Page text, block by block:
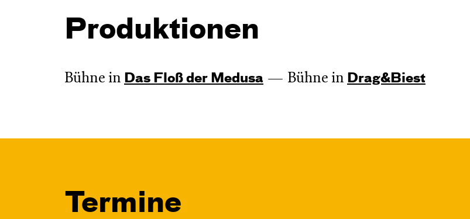
Produktionen
Bühne in Das Floß der Medusa Bühne in Drag&Biest
Termine